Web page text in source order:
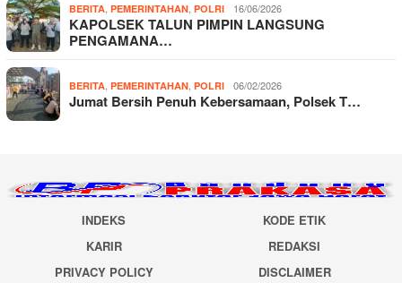
BERITA, PEMERINTAHAN, POLRI 16/06/2026
KAPOLSEK TALUN PIMPIN LANGSUNG
PENGAMANA…
BERITA, PEMERINTAHAN, POLRI 06/02/2026
Jumat Bersih Penuh Kebersamaan, Polsek T…
INDEKS
KODE ETIK
KARIR
REDAKSI
PRIVACY POLICY
DISCLAIMER